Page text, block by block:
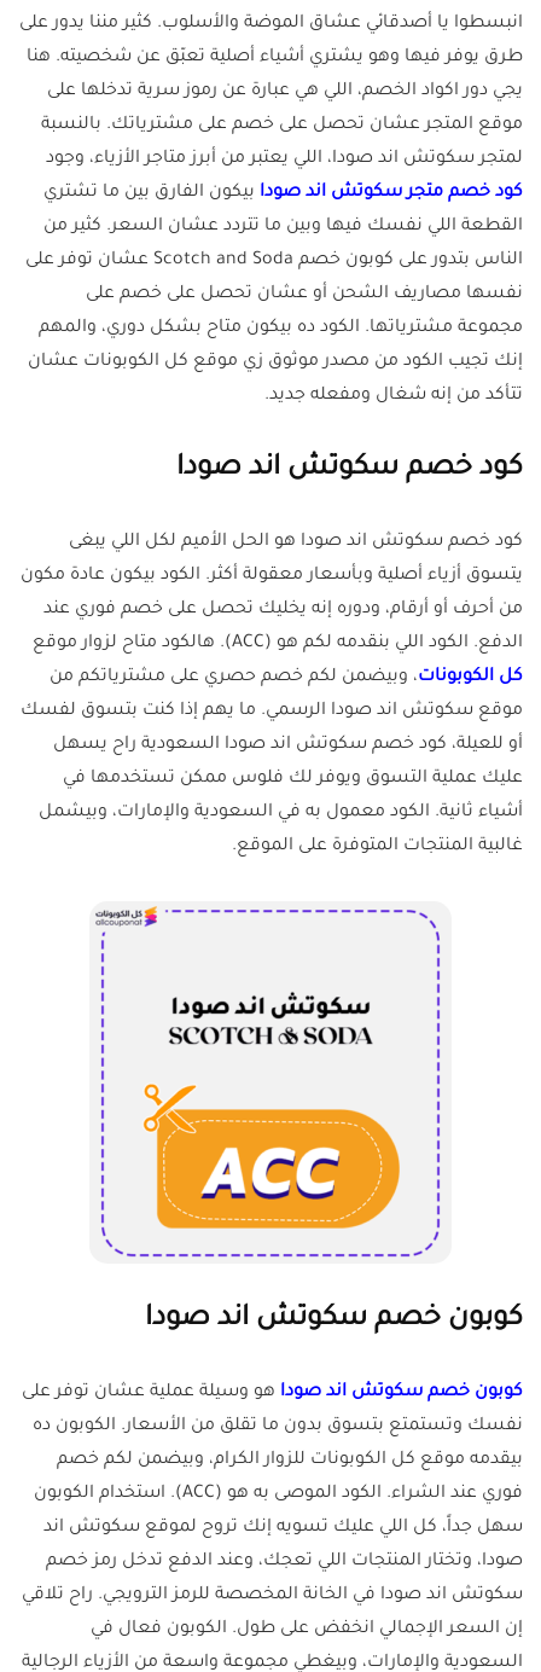
انبسطوا يا أصدقائي عشاق الموضة والأسلوب. كثير مننا يدور على
طرق يوفر فيها وهو يشتري أشياء أصلية تعبّق عن شخصيته. هنا
يجي دور اكواد الخصم، اللي هي عبارة عن رموز سرية تدخلها على
موقع المتجر عشان تحصل على خصم على مشترياتك. بالنسبة
لمتجر سكوتش اند صودا، اللي يعتبر من أبرز متاجر الأزياء، وجود
كود خصم متجر سكوتش اند صودا بيكون الفارق بين ما تشتري
القطعة اللي نفسك فيها وبين ما تتردد عشان السعر. كثير من
الناس بتدور على كوبون خصم Scotch and Soda عشان توفر على
نفسها مصاريف الشحن أو عشان تحصل على خصم على
مجموعة مشترياتها. الكود ده بيكون متاح بشكل دوري، والمهم
إنك تجيب الكود من مصدر موثوق زي موقع كل الكوبونات عشان
تتأكد من إنه شغال ومفعله جديد.
كود خصم سكوتش اند صودا
كود خصم سكوتش اند صودا هو الحل الأميم لكل اللي يبغى
يتسوق أزياء أصلية وبأسعار معقولة أكثر. الكود بيكون عادة مكون
من أحرف أو أرقام، ودوره إنه يخليك تحصل على خصم فوري عند
الدفع. الكود اللي بنقدمه لكم هو (ACC). هالكود متاح لزوار موقع
كل الكوبونات، وبيضمن لكم خصم حصري على مشترياتكم من
موقع سكوتش اند صودا الرسمي. ما يهم إذا كنت بتسوق لفسك
أو للعيلة، كود خصم سكوتش اند صودا السعودية راح يسهل
عليك عملية التسوق ويوفر لك فلوس ممكن تستخدمها في
أشياء ثانية. الكود معمول به في السعودية والإمارات، وبيشمل
غالبية المنتجات المتوفرة على الموقع.
كوبون خصم سكوتش اند صودا
كوبون خصم سكوتش اند صودا هو وسيلة عملية عشان توفر على
نفسك وتستمتع بتسوق بدون ما تقلق من الأسعار. الكوبون ده
بيقدمه موقع كل الكوبونات للزوار الكرام، وبيضمن لكم خصم
فوري عند الشراء. الكود الموصى به هو (ACC). استخدام الكوبون
سهل جداً، كل اللي عليك تسويه إنك تروح لموقع سكوتش اند
صودا، وتختار المنتجات اللي تعجك، وعند الدفع تدخل رمز خصم
سكوتش اند صودا في الخانة المخصصة للرمز الترويجي. راح تلاقي
إن السعر الإجمالي انخفض على طول. الكوبون فعال في
السعودية والإمارات، وبيغطي مجموعة واسعة من الأزياء الرجالية